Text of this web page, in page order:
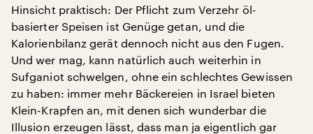
Hinsicht praktisch: Der Pflicht zum Verzehr öl-
basierter Speisen ist Genüge getan, und die
Kalorienbilanz gerät dennoch nicht aus den Fugen.
Und wer mag, kann natürlich auch weiterhin in
Sufganiot schwelgen, ohne ein schlechtes Gewissen
zu haben: immer mehr Bäckereien in Israel bieten
Klein-Krapfen an, mit denen sich wunderbar die
Illusion erzeugen lässt, dass man ja eigentlich gar